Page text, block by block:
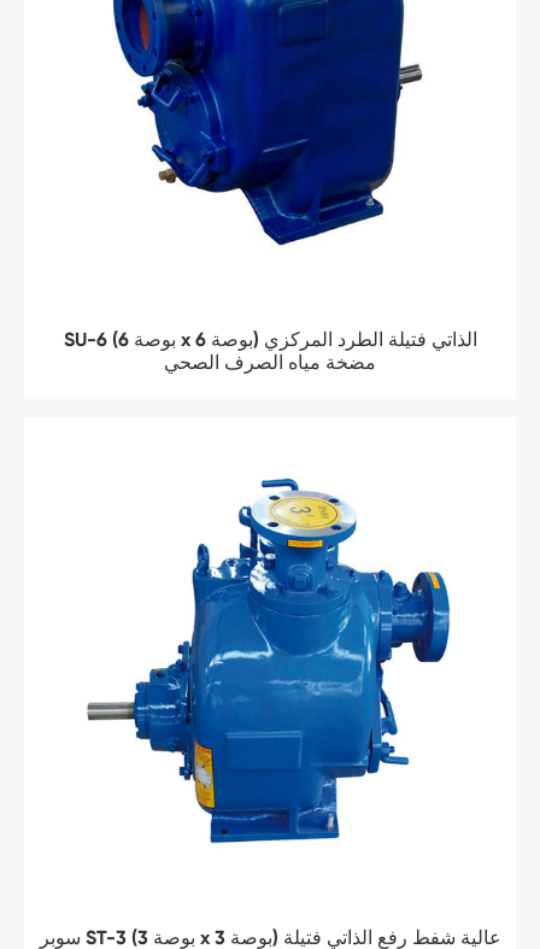
SU-6 (6 بوصة x 6 بوصة) الذاتي فتيلة الطرد المركزي
مضخة مياه الصرف الصحي
سوبر ST-3 (3 بوصة x 3 بوصة) عالية شفط رفع الذاتي فتيلة